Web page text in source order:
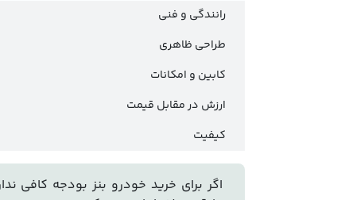
رانندگی و فنی
طراحی ظاهری
کابین و امکانات
ارزش در مقابل قیمت
کیفیت
اگر برای خرید خودرو بنز بودجه کافی